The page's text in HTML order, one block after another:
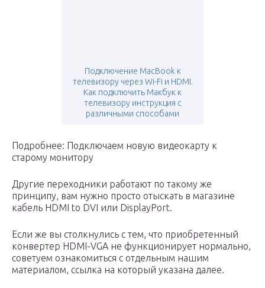
Подключение MacBook к
телевизору через Wi-Fi и HDMI.
Как подключить Макбук к
телевизору инструкция с
различными способами
Подробнее: Подключаем новую видеокарту к
старому монитору
Другие переходники работают по такому же
принципу, вам нужно просто отыскать в магазине
кабель HDMI to DVI или DisplayPort.
Если же вы столкнулись с тем, что приобретенный
конвертер HDMI-VGA не функционирует нормально,
советуем ознакомиться с отдельным нашим
материалом, ссылка на который указана далее.